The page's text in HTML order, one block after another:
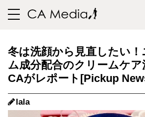
toggle
冬は洗顔から見直したい
ム成分配合のクリームケア
CAがレポート
lala